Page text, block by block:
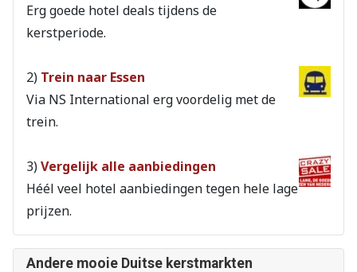
Erg goede hotel deals tijdens de
kerstperiode.
2) Trein naar Essen
Via NS International erg voordelig met de
trein.
3)Vergelijk alle aanbiedingen
Héél veel hotel aanbiedingen tegen hele lage
prijzen.
Andere mooie Duitse kerstmarkten